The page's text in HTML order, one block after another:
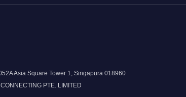
Asia Square Tower 1, Singapura 018960
PTE. LIMITED